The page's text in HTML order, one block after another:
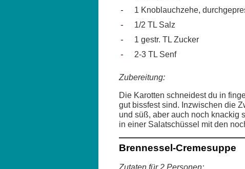
1 Knoblauchzehe,
1/2 TL Salz
1 gestr. TL Zucker
2-3 TL Senf
Zubereitung:
Die Karotten schneidest du in
gut bissfest sind. Inzwischen die
und süß, aber auch noch knackig
in einer Salatschüssel mit den
Brennessel-Cremesuppe
Zutaten für 2 Personen: